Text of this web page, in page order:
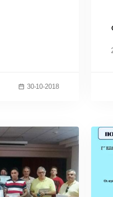
30-10-2018